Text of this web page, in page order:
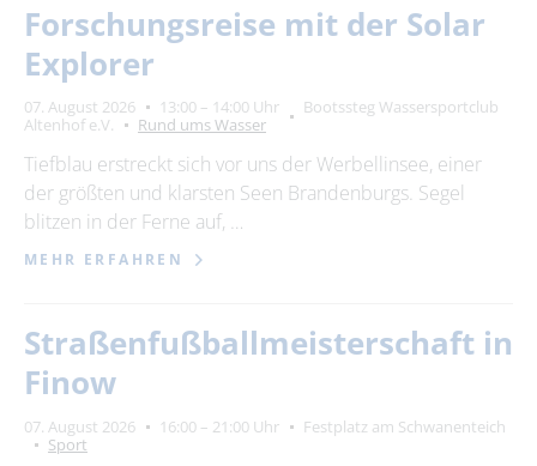
Forschungsreise mit der Solar
Explorer
07. August 2026 13:00 – 14:00 Uhr
Bootssteg Wassersportclub
Altenhof e.V.
Rund ums Wasser
Tiefblau erstreckt sich vor uns der Werbellinsee, einer
der größten und klarsten Seen Brandenburgs. Segel
blitzen in der Ferne auf, …
MEHR ERFAHREN
Straßenfußballmeisterschaft in
Finow
07. August 2026 16:00 – 21:00 Uhr
Festplatz am Schwanenteich
Sport